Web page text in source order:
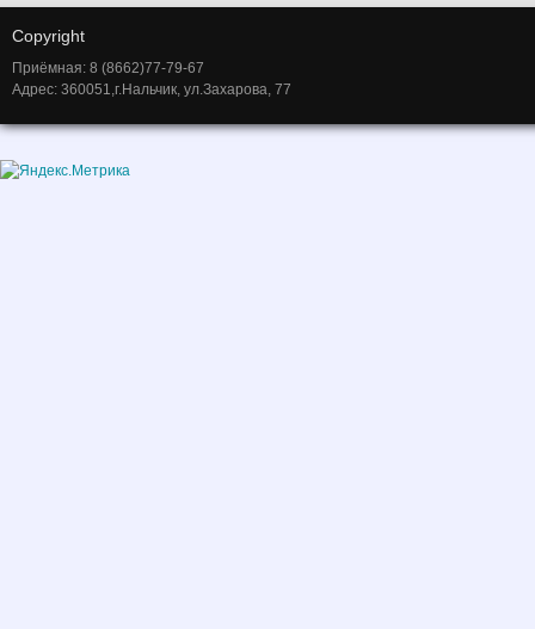
Copyright
Приёмная: 8 (8662)77-79-67
Адрес: 360051,г.Нальчик, ул.Захарова, 77